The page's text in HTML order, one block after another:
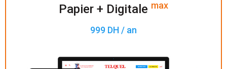
Papier + Digitale max
999 DH / an